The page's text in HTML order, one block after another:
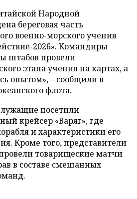
Народной
береговая часть
военно-морского учения
2026». Командиры
штабов провели
этапа учения на картах, а
опытом», – сообщили в
флота.
посетили
крейсер «Варяг», где
и характеристики его
Кроме того, представители
товарищеские матчи
в составе смешанных